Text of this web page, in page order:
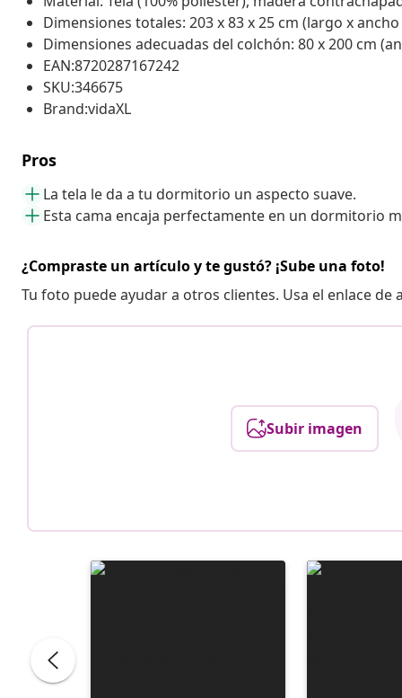
Dimensiones totales: 203 x 83 x 25 cm (largo x
Dimensiones adecuadas del colchón: 80 x 200 cm
EAN:8720287167242
SKU:346675
Brand:vidaXL
Pros
La tela le da a tu dormitorio un aspecto suave.
Esta cama encaja perfectamente en un dormitorio
¿Compraste un artículo y te gustó? ¡Sube una foto!
Tu foto puede ayudar a otros clientes. Usa el enlace de
Subir imagen